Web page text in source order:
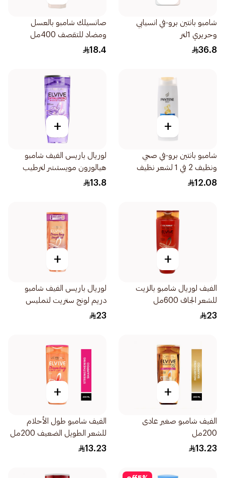
شامبو بانتين برو-في انسيابي
وحريري 1لتر
36.8
صانسيلك شامبو بالعسل
ومضاد للتقصف 400مل
18.4
+
شامبو بانتين برو-في صحي
ونظيف 2 في 1 لشعر نظيف
190مل
12.08
+
لوريال باريس الفيف شامبو
هيالورون مويستشر لترطيب
وتغذية الشعر 200مل
13.8
+
الفيف لوريال شامبو بالزيت
للشعر الجاف 600مل
23
+
لوريال باريس الفيف شامبو
دريم لونج ستريت لتمليس
الشعر بالكيراتين 600مل
23
+
الفيف شامبو صغير عادى
200مل
13.23
+
الفيف شامبو طول الأحلام
للشعر الطويل الضعيف 200مل
13.23